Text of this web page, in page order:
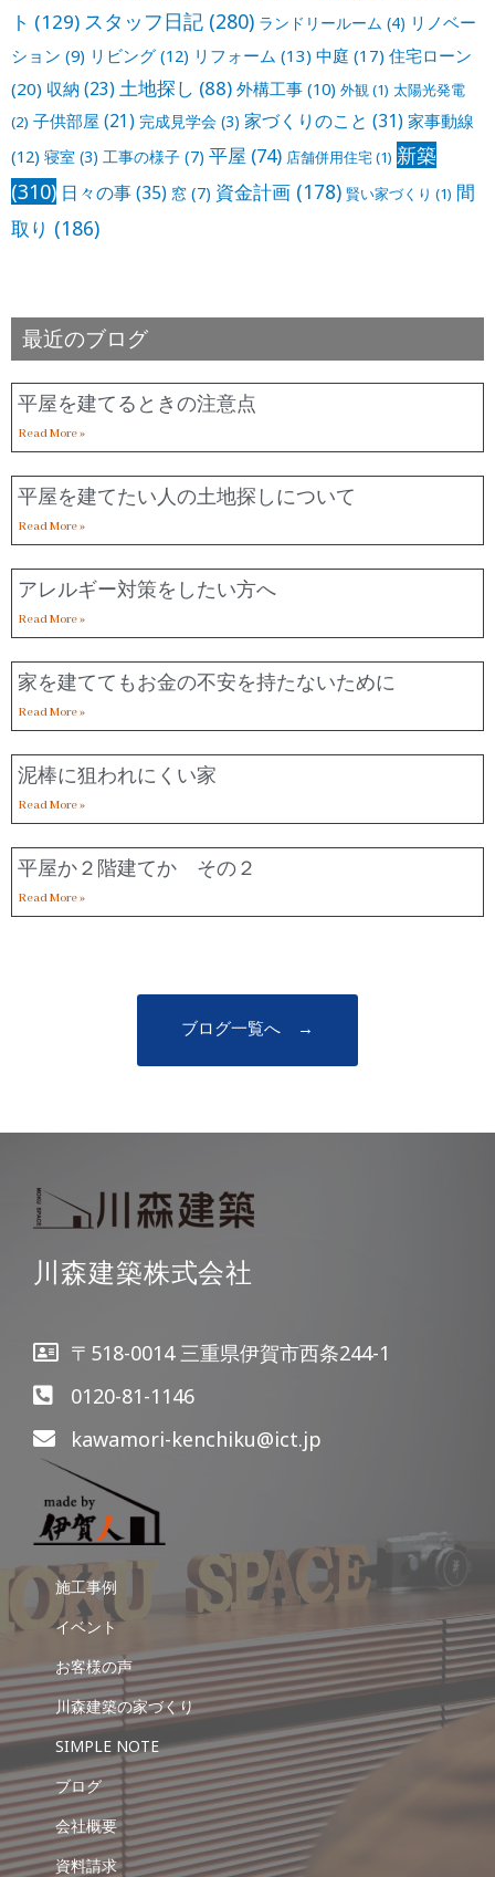
ト (129) スタッフ日記 (280) ランドリールーム (4) リノベー
ション (9) リビング (12) リフォーム (13) 中庭 (17) 住宅ローン
(20) 収納 (23) 土地探し (88) 外構工事 (10) 外観(1) 太陽光発電
(2) 子供部屋 (21) 完成見学会 (3) 家づくりのこと (31) 家事動線
(12) 寝室 (3) 工事の様子 (7) 平屋 (74) 店舗併用住宅(1) 新築
(310) 日々の事(35) 窓 (7) 資金計画 (178) 賢い家づくり (1) 間
取り (186)
最近のブログ
平屋を建てるときの注意点
Read More »
平屋を建てたい人の土地探しについて
Read More »
アレルギー対策をしたい方へ
Read More »
家を建ててもお金の不安を持たないために
Read More »
泥棒に狙われにくい家
Read More »
平屋か２階建てか その２
Read More »
ブログ一覧へ →
川森建築株式会社
〒518-0014 三重県伊賀市西条244-1
0120-81-1146
kawamori-kenchiku@ict.jp
施工事例
イベント
お客様の声
川森建築の家づくり
SIMPLE NOTE
ブログ
会社概要
資料請求